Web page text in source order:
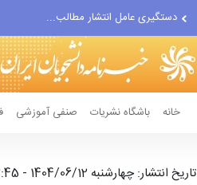
مواضع مزدوران سعودی را با...
ضربه مغزی بیش از ۷۰۰ نظامی...
خانه باشگاه نشریات صنفی آموزشی
تاریخ انتشار: چهارشنبه 1404/06/12 - 02:45